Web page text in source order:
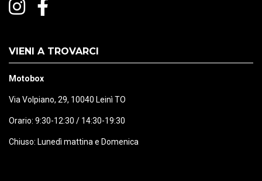
VIENI A TROVARCI
Motobox
Via Volpiano, 29, 10040 Leinì TO
Orario: 9:30-12:30 / 14:30-19:30
Chiuso: Lunedì mattina e Domenica